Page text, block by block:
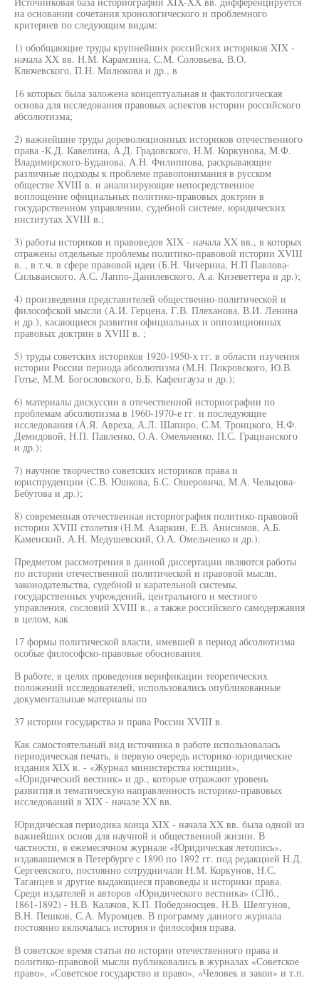
на основании сочетания хронологического и проблемного
критериев по следующим видам:
1) обобщающие труды крупнейших российских историков XIX -
начала XX вв. Н.М. Карамзина, С.М. Соловьева, В.О.
Ключевского, П.Н. Милюкова и др., в
16 которых была заложена концептуальная и фактологическая
основа для исследования правовых аспектов истории российского
абсолютизма;
2) важнейшие труды дореволюционных историков отечественного
права -К.Д. Кавелина, А.Д. Градовского, Н.М. Коркунова, М.Ф.
Владимирского-Буданова, А.Н. Филиппова, раскрывающие
различные подходы к проблеме правопонимания в русском
обществе XVIII в. и анализирующие непосредственное
воплощение официальных политико-правовых доктрин в
государственном управлении, судебной системе, юридических
институтах XVIII в.;
3) работы историков и правоведов XIX - начала XX вв., в которых
отражены отдельные проблемы политико-правовой истории XVIII
в. , в т.ч. в сфере правовой идеи (Б.Н. Чичерина, Н.П Павлова-
Сильванского, А.С. Лаппо-Данилевского, А.а. Кизеветтера и др.);
4) произведения представителей общественно-политической и
философской мысли (А.И. Герцена, Г.В. Плеханова, В.И. Ленина
и др.), касающиеся развития официальных и оппозиционных
правовых доктрин в XVIII в. ;
5) труды советских историков 1920-1950-х гг. в области изучения
истории России периода абсолютизма (М.Н. Покровского, Ю.В.
Готье, М.М. Богословского, Б.Б. Кафенгауза и др.);
6) материалы дискуссии в отечественной историографии по
проблемам абсолютизма в 1960-1970-е гг. и последующие
исследования (А.Я. Авреха, А.Л. Шапиро, С.М. Троицкого, Н.Ф.
Демидовой, Н.П. Павленко, О.А. Омельченко, П.С. Грацианского
и др.);
7) научное творчество советских историков права и
юриспруденции (С.В. Юшкова, Б.С. Ошеровича, М.А. Чельцова-
Бебутова и др.);
8) современная отечественная историография политико-правовой
истории XVIII столетия (Н.М. Азаркин, Е.В. Анисимов, А.Б.
Каменский, А.Н. Медушевский, О.А. Омельченко и др.).
Предметом рассмотрения в данной диссертации являются работы
по истории отечественной политической и правовой мысли,
законодательства, судебной и карательной системы,
государственных учреждений, центрального и местного
управления, сословий XVIII в., а также российского самодержавия
в целом, как
17 формы политической власти, имевшей в период абсолютизма
особые философско-правовые обоснования.
В работе, в целях проведения верификации теоретических
положений исследователей, использовались опубликованные
документальные материалы по
37 истории государства и права России XVIII в.
Как самостоятельный вид источника в работе использовалась
периодическая печать, в первую очередь историко-юридические
издания XIX в. - «Журнал министерства юстиции»,
«Юридический вестник» и др., которые отражают уровень
развития и тематическую направленность историко-правовых
исследований в XIX - начале XX вв.
Юридическая периодика конца XIX - начала XX вв. была одной из
важнейших основ для научной и общественной жизни. В
частности, в ежемесячном журнале «Юридическая летопись»,
издававшемся в Петербурге с 1890 по 1892 гг. под редакцией Н.Д.
Сергеевского, постоянно сотрудничали Н.М. Коркунов, Н.С.
Таганцев и другие выдающиеся правоведы и историки права.
Среди издателей и авторов «Юридического вестника» (СПб.,
1861-1892) - Н.В. Калачов, К.П. Победоносцев, Н.В. Шелгунов,
В.Н. Пешков, С.А. Муромцев. В программу данного журнала
постоянно включалась история и философия права.
В советское время статьи по истории отечественного права и
политико-правовой мысли публиковались в журналах «Советское
право», «Советское государство и право», «Человек и закон» и т.п.